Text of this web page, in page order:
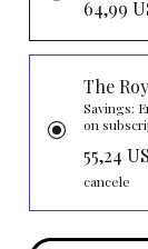
64,99
The
Savings:
on
55,24
cancele